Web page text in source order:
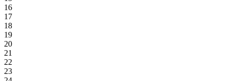
16
17
18
19
20
21
22
23